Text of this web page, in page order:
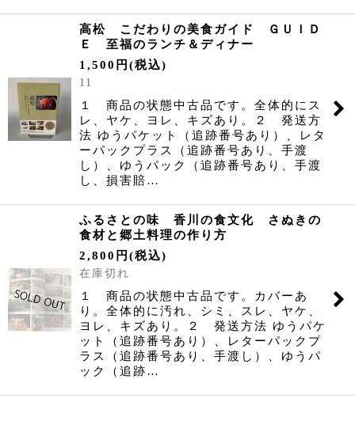
高松 こだわりの美食ガイド ＧＵＩＤ
Ｅ 至福のランチ＆ディナー
1,500 円 (税込)
11
１ 商品の状態中古品です。全体的にス
レ、ヤケ、ヨレ、キズあり。２ 発送方
法 ゆうパケット（追跡番号あり）、レタ
ーパックプラス（追跡番号あり、手渡
し）、ゆうパック（追跡番号あり、手渡
し、損害賠…
ふるさとの味 香川の食文化 さぬきの
食材と郷土料理の作り方
2,800 円 (税込)
在庫切れ
１ 商品の状態中古品です。カバーあ
り。全体的に汚れ、シミ、スレ、ヤケ、
ヨレ、キズあり。２ 発送方法 ゆうパケ
ット（追跡番号あり）、レターパックプ
ラス（追跡番号あり、手渡し）、ゆうパ
ック（追跡…